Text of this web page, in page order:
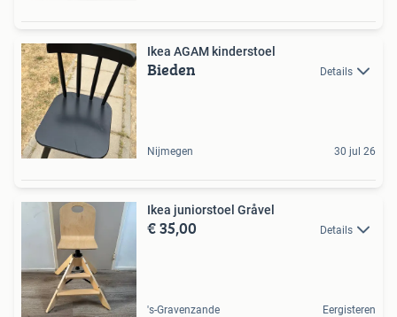
Ikea AGAM kinderstoel
Bieden Details
Nijmegen 30 jul 26
Ikea juniorstoel Gråvel
€ 35,00 Details
's-Gravenzande Eergisteren